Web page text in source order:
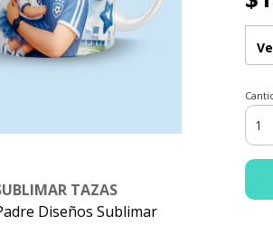
TAZAS
Diseños Sublimar